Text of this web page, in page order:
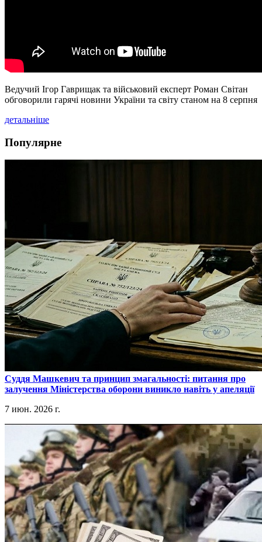
Ведучий Ігор Гаврищак та військовий експерт Роман Світан
обговорили гарячі новини України та світу станом на 8 серпня
детальніше
Популярне
​Суддя Машкевич та принцип змагальності: питання про
залучення Міністерства оборони виникло навіть у апеляції
7 июн. 2026 г.